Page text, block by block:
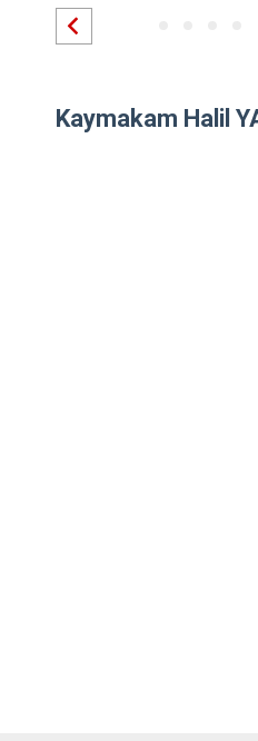
Kaymakam Halil